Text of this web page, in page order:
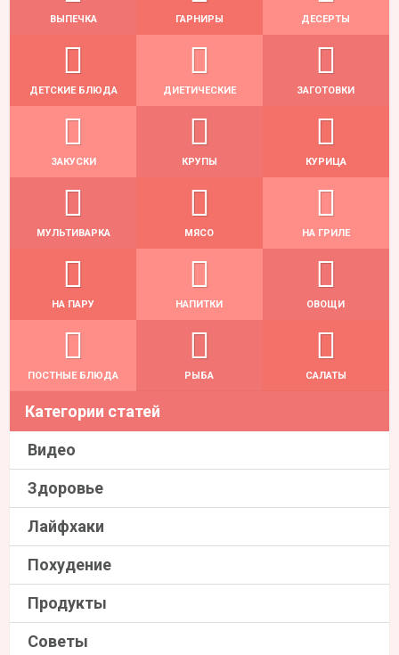
ВЫПЕЧКА ГАРНИРЫ ДЕСЕРТЫ
ДЕТСКИЕ БЛЮДА ДИЕТИЧЕСКИЕ ЗАГОТОВКИ
ЗАКУСКИ КРУПЫ КУРИЦА
МУЛЬТИВАРКА МЯСО НА ГРИЛЕ
НА ПАРУ НАПИТКИ ОВОЩИ
ПОСТНЫЕ БЛЮДА РЫБА САЛАТЫ
Категории статей
Видео
Здоровье
Лайфхаки
Похудение
Продукты
Советы